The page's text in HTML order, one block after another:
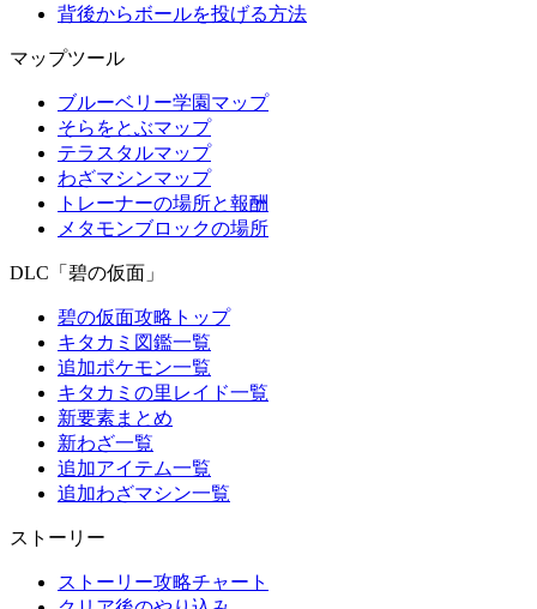
背後からボールを投げる方法
マップツール
ブルーベリー学園マップ
そらをとぶマップ
テラスタルマップ
わざマシンマップ
トレーナーの場所と報酬
メタモンブロックの場所
DLC「碧の仮面」
碧の仮面攻略トップ
キタカミ図鑑一覧
追加ポケモン一覧
キタカミの里レイド一覧
新要素まとめ
新わざ一覧
追加アイテム一覧
追加わざマシン一覧
ストーリー
ストーリー攻略チャート